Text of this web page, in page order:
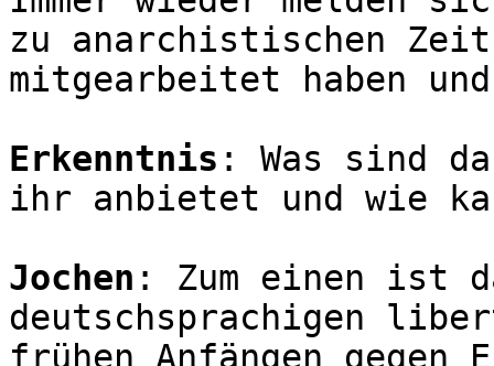
zu anarchistischen
mitgearbeitet haben
Erkenntnis : Was sind
ihr anbietet und wie
Jochen : Zum einen ist
deutschsprachigen
frühen Anfängen gegen